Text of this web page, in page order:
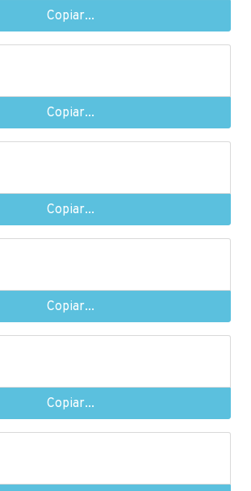
Copiar...
Copiar...
Copiar...
Copiar...
Copiar...